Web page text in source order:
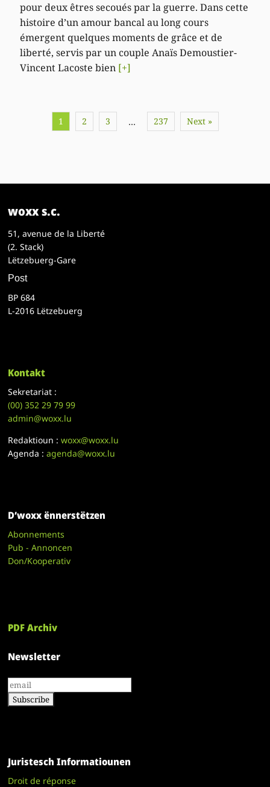
pour deux êtres secoués par la guerre. Dans cette
histoire d’un amour bancal au long cours
émergent quelques moments de grâce et de
liberté, servis par un couple Anaïs Demoustier-
Vincent Lacoste bien [+]
1 2 3 … 237 Next »
woxx s.c.
51, avenue de la Liberté
(2. Stack)
Lëtzebuerg-Gare
Post
BP 684
L-2016 Lëtzebuerg
Kontakt
Sekretariat :
(00)352 29 79 99
admin@woxx.lu
Redaktioun :woxx@woxx.lu
Agenda :agenda@woxx.lu
D’woxx ënnerstëtzen
Abonnements
Pub - Annoncen
Don/Kooperativ
PDF Archiv
Newsletter
Juristesch Informatiounen
Droit de réponse